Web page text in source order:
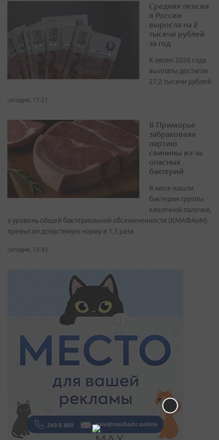
Средняя пенсия
в России
выросла на 2
тысячи рублей
за год
К июлю 2026 года
выплаты достигли
27,2 тысячи рублей
сегодня, 17:21
В Приморье
забраковали
партию
свинины из-за
опасных
бактерий
В мясе нашли
бактерии группы
кишечной палочки,
а уровень общей бактериальной обсемененности (КМАФАнМ)
превысил допустимую норму в 1,3 раза
сегодня, 13:43